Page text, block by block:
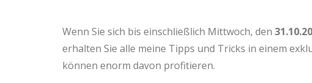
Wenn Sie sich bis einschließlich Mittwoch, den
erhalten Sie alle meine Tipps und Tricks in einem
können enorm davon profitieren.